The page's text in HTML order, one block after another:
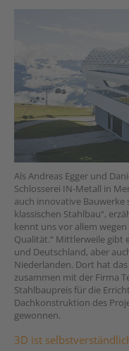
Als Andreas Egger und
Schlosserei IN-Metall in
auch innovative Bauwerke
klassischen Stahlbau“,
kennt uns vor allem
Qualität.“ Mittlerweile gibt
und Deutschland, aber
Niederlanden. Dort hat
zusammen mit der Firma
Stahlbaupreis für die
Dachkonstruktion des
gewonnen.
3D ist